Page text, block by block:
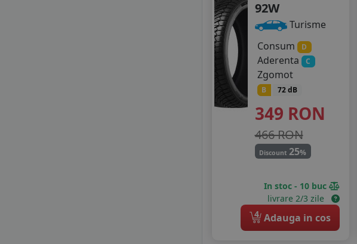
92W
Turisme
Consum
D
Aderenta C
Zgomot
B 72 dB
349 RON
466 RON
Discount 25%
In stoc - 10 buc
livrare 2/3 zile
4 Adauga in cos